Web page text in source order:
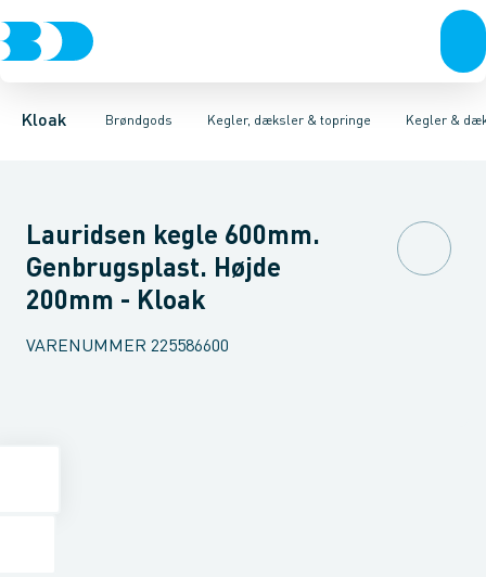
Kloak Brøndgods
Rør & fittingsBrønde BrøndgodsLinjeafvandingTanke,
Kegler, dæksler & topringe
Kegler, dæksler & topringeKarme & dæksler Kegler &
Kegler & dæksler, beton Topringe, betonKegler & dæksler,
Lauridsen kegle 600mm.
Genbrugsplast. Højde
200mm - Kloak
VARENUMMER 225586600